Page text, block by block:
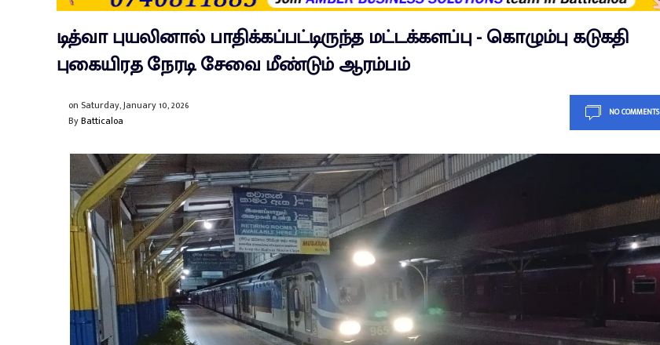
டித்வா புயலினால் பாதிக்கப்பட்டிருந்த மட்டக்களப்பு - கொழும்பு கடுகதி
புகையிரத நேரடி சேவை மீண்டும் ஆரம்பம்
on Saturday, January 10, 2026
ByBatticaloa
NO COMMENTS